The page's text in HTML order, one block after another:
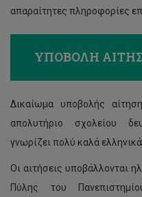
απαραίτητες πληροφορίες
ΥΠΟΒΟΛΗ
Δικαίωμα υποβολής
απολυτήριο σχολείου
γνωρίζει πολύ καλά
Οι αιτήσεις υποβάλλονται
Πύλης του